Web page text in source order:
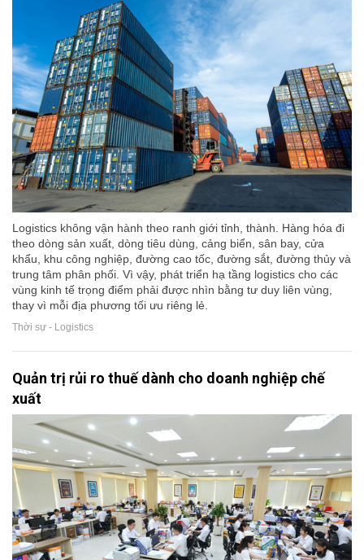
Logistics không vận hành theo ranh giới tỉnh, thành. Hàng hóa đi
theo dòng sản xuất, dòng tiêu dùng, cảng biển, sân bay, cửa
khẩu, khu công nghiệp, đường cao tốc, đường sắt, đường thủy và
trung tâm phân phối. Vì vậy, phát triển hạ tầng logistics cho các
vùng kinh tế trọng điểm phải được nhìn bằng tư duy liên vùng,
thay vì mỗi địa phương tối ưu riêng lẻ.
Thời sự - Logistics
Quản trị rủi ro thuế dành cho doanh nghiệp chế
xuất